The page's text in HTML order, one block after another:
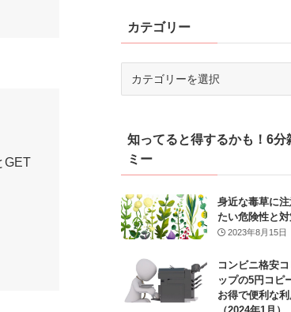
GET
カテゴリー
ー知ってると得するかも！6分
ミー
身近な毒草に
たい危険性と対
2023年8月15日
コンビニ格安
ップの5円コピ
お得で便利な